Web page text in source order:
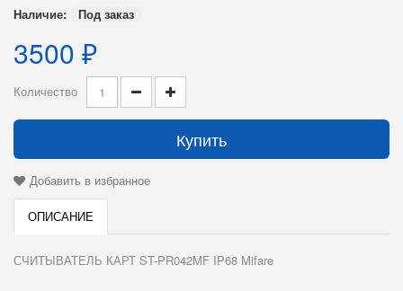
Наличие: Под заказ
3500 ₽
Количество
Купить
Добавить в избранное
ОПИСАНИЕ
СЧИТЫВАТЕЛЬ КАРТ ST-PR042MF IP68 Mifare